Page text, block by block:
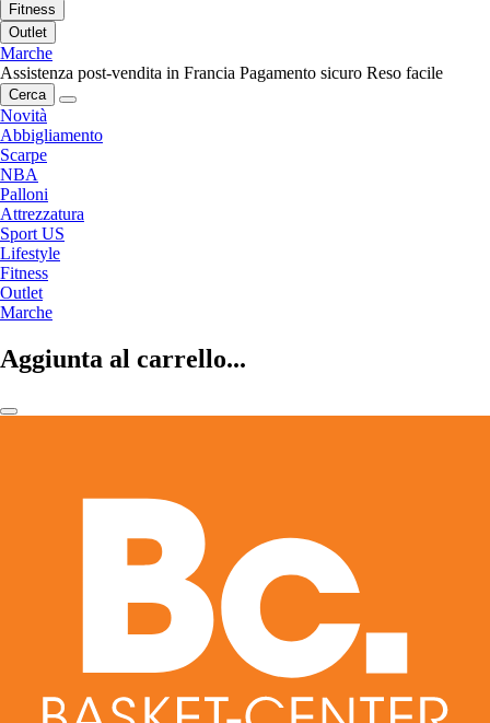
Fitness
Outlet
Marche
Assistenza post-vendita in Francia Pagamento sicuro Reso facile
Cerca
Novità
Abbigliamento
Scarpe
NBA
Palloni
Attrezzatura
Sport US
Lifestyle
Fitness
Outlet
Marche
Aggiunta al carrello...